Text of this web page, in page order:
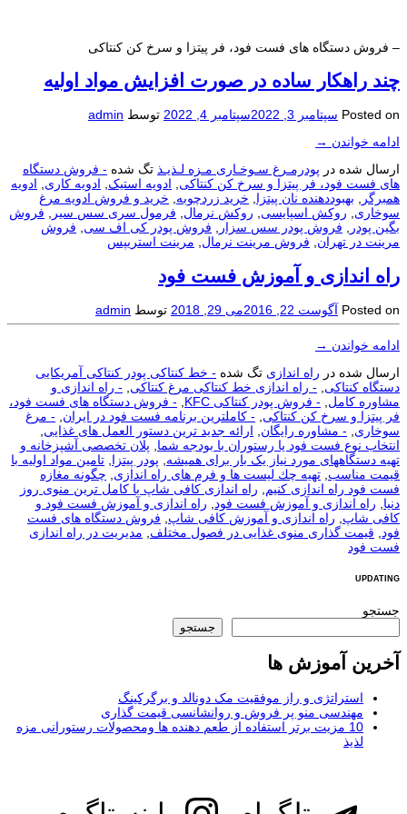
– فروش دستگاه های فست فود، فر پیتزا و سرخ کن کنتاکی
چند راهکار ساده در صورت افزایش مواد اولیه
Posted on سپتامبر 3, 2022 سپتامبر 4, 2022 توسط admin
ادامه خواندن →
ارسال شده در پودرمـرغ سـوخـاری مـزه لـذیـذ تگ شده - فروش دستگاه
های فست فود، فر پیتزا و سرخ کن کنتاکی, ادویه استیک, ادویه کاری, ادویه
همبرگر , بهبوددهنده نان پیتزا, خرید زردچوبه, خرید و فروش ادویه مرغ
سوخاری, روکش اسپایسی, روکش نرمال, فرمول سری سس سیر , فروش
بگین پودر , فروش پودر سس سزار , فروش پودر کی اف سی, فروش
مرینت در تهران, فروش مرینت نرمال, مرینت استریپس
راه اندازی و آموزش فست فود
Posted on آگوست 22, 2016 می 29, 2018 توسط admin
ادامه خواندن →
ارسال شده در راه اندازی تگ شده - خط کنتاکی پودر کنتاکی آمریکایی
دستگاه کنتاکی
- راه اندازی خط کنتاکی مرغ کنتاکی
- راه اندازی و
مشاوره کامل
- فروش پودر کنتاکی KFC
- فروش دستگاه های فست فود،
فر پیتزا و سرخ کن کنتاکی
- کاملترین برنامه فست فود در ایران
- مرغ
سوخاری
- مشاوره رایگان ارائه جدید ترین دستور العمل های غذایی
انتخاب نوع فست فود یا رستوران با بودجه شما
پلان تخصصی آشپزخانه و
تهیه دستگاههای مورد نیاز یک بار برای همیشه
پودر پیتزا تامین مواد اولیه با
قیمت مناسب تهیه چك لیست ها و فرم های راه اندازی
چگونه مغازه
فست فود راه اندازی کنیم
راه اندازی کافی شاپ با کامل ترین منوی روز
دنیا
راه اندازی و آموزش فست فود
راه اندازی و آموزش فست فود و
کافی شاپ
راه اندازی و آموزش کافی شاپ
فروش دستگاه های فست
فود
قیمت گذاری منوی غذایی در فصول مختلف
مدیریت در راه اندازی
فست فود
UPDATING
جستجو
جستجو
آخرین آموزش ها
استراتژی و راز موفقیت مک دونالد و برگرکینگ
مهندسی منو پر فروش و روانشانسی قیمت گذاری
10 مزیت برتر استفاده از طعم دهنده ها ومحصولات رستورانی مزه
لذیذ